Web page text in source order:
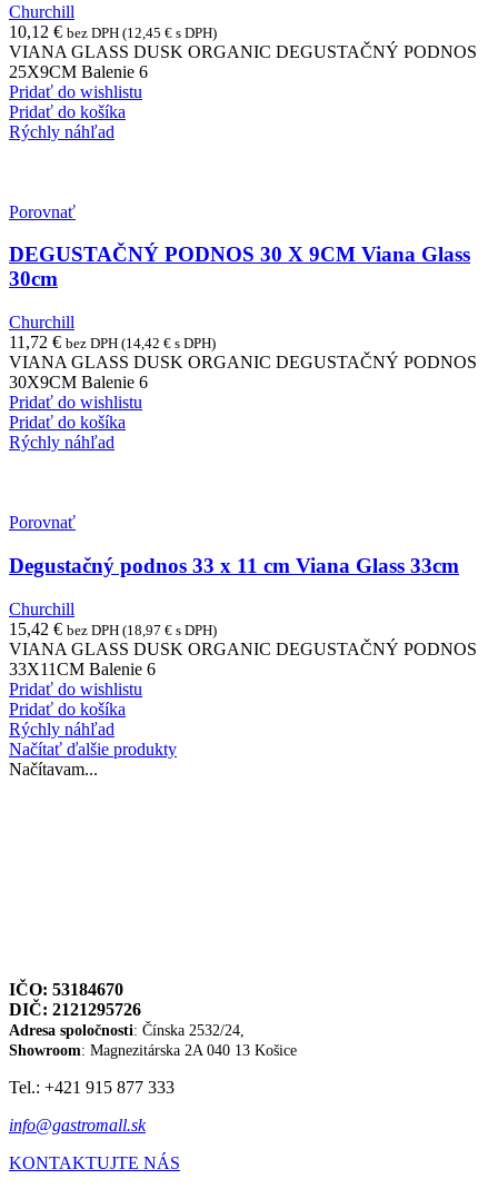
Churchill
10,12 € bez DPH (12,45 € s DPH)
VIANA GLASS DUSK ORGANIC DEGUSTAČNÝ PODNOS
25X9CM Balenie 6
Pridať do wishlistu
Pridať do košíka
Rýchly náhľad
Porovnať
DEGUSTAČNÝ PODNOS 30 X 9CM Viana Glass
30cm
Churchill
11,72 € bez DPH (14,42 € s DPH)
VIANA GLASS DUSK ORGANIC DEGUSTAČNÝ PODNOS
30X9CM Balenie 6
Pridať do wishlistu
Pridať do košíka
Rýchly náhľad
Porovnať
Degustačný podnos 33 x 11 cm Viana Glass 33cm
Churchill
15,42 € bez DPH (18,97 € s DPH)
VIANA GLASS DUSK ORGANIC DEGUSTAČNÝ PODNOS
33X11CM Balenie 6
Pridať do wishlistu
Pridať do košíka
Rýchly náhľad
Načítať ďalšie produkty
Načítavam...
IČO: 53184670
DIČ: 2121295726
Adresa spoločnosti: Čínska 2532/24,
Showroom: Magnezitárska 2A 040 13 Košice
Tel.: +421 915 877 333
info@gastromall.sk
KONTAKTUJTE NÁS